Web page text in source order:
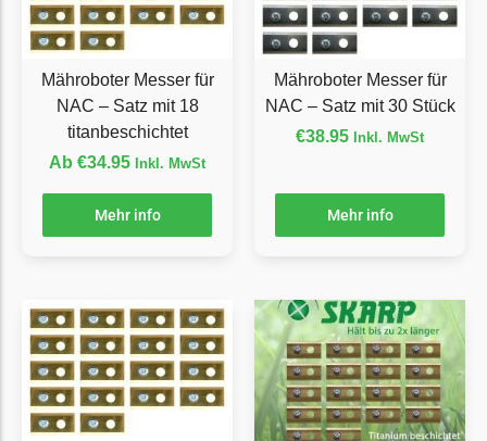
Begrenzungsdraht
Fuxtec
Fuxtec Messer
Begrenzungsdraht
Garden Feelings
Garden Feelings Messer
Begrenzungsdraht
Greenworks Messer
Begrenzungsdraht
Grouw
Grouw Messer
Mähroboter Messer für
NAC – Satz mit 18
titanbeschichtet
Ab €34.95 Inkl. MwSt
Mehr info
Mähroboter Messer für
NAC – Satz mit 30 Stück
€38.95 Inkl. MwSt
Mehr info